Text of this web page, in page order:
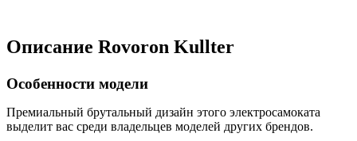
Описание Rovoron Kullter
Особенности модели
Премиальный брутальный дизайн этого электросамоката
выделит вас среди владельцев моделей других брендов.